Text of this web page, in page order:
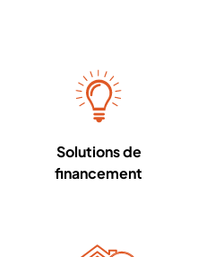
Solutions de
financement